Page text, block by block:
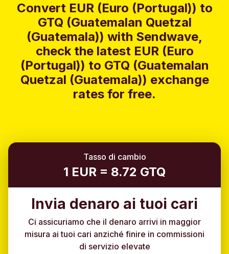
Convert EUR (Euro (Portugal)) to
GTQ (Guatemalan Quetzal
(Guatemala)) with Sendwave,
check the latest EUR (Euro
(Portugal)) to GTQ (Guatemalan
Quetzal (Guatemala)) exchange
rates for free.
Tasso di cambio
1 EUR = 8.72 GTQ
Invia denaro ai tuoi cari
Ci assicuriamo che il denaro arrivi in maggior
misura ai tuoi cari anziché finire in commissioni
di servizio elevate